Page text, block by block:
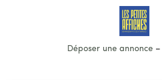
Déposer une annonce–